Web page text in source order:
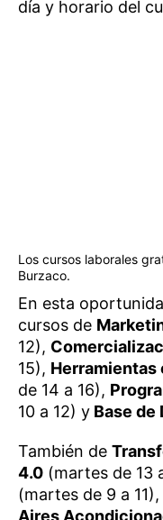
día y horario del
Los cursos laborales
Burzaco.
En esta
cursos de
12),
15),
de 14 a 16),
10 a 12) y Base de
También de
4.0 (martes de 13
(martes de 9 a 11),
Aires